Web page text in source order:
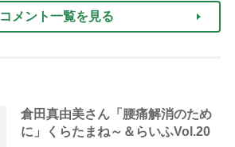
コメント一覧を見る
倉田真由美さん「腰痛解消のため
に」くらたまね～＆らいふVol.20